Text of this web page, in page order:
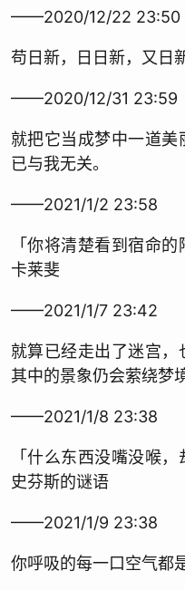
——2020/12/22 23:50
苟日新，日日新，又日
——2020/12/31 23:59
就把它当成梦中一道
已与我无关。
——2021/1/2 23:58
「你将清楚看到宿命
卡莱斐
——2021/1/7 23:42
就算已经走出了迷宫，
其中的景象仍会萦绕梦
——2021/1/8 23:38
「什么东西没嘴没喉
史芬斯的谜语
——2021/1/9 23:38
你呼吸的每一口空气都